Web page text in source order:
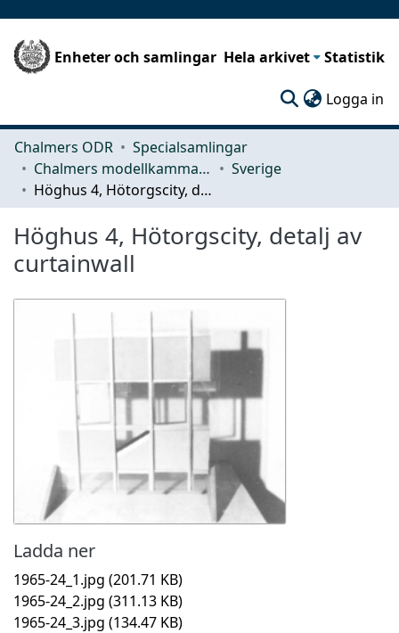
Enheter och samlingar Hela arkivet Statistik
Logga in
Chalmers ODR
Specialsamlingar
Chalmers modellkammare
Sverige
Höghus 4, Hötorgscity, detalj av curtainwall
Höghus 4, Hötorgscity, detalj av
curtainwall
Ladda ner
1965-24_1.jpg (201.71 KB)
1965-24_2.jpg (311.13 KB)
1965-24_3.jpg (134.47 KB)